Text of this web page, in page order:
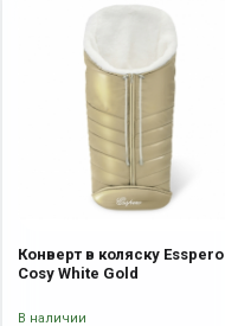
Конверт в коляску Esspero
Cosy White Gold
В наличии